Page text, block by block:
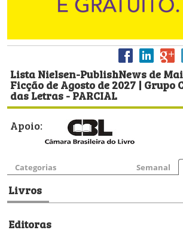
Lista Nielsen-PublishNews de
Ficção de Agosto de 2027 | Grupo
das Letras - PARCIAL
Apoio:
Categorias Semanal
Livros
Editoras